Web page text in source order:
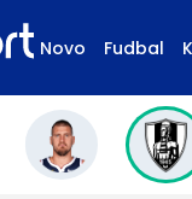
Novo Fudbal